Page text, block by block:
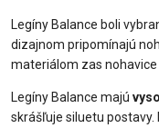
Legíny Balance boli
dizajnom pripomínajú
materiálom zas
Legíny Balance majú
skrášľuje siluetu postavy.